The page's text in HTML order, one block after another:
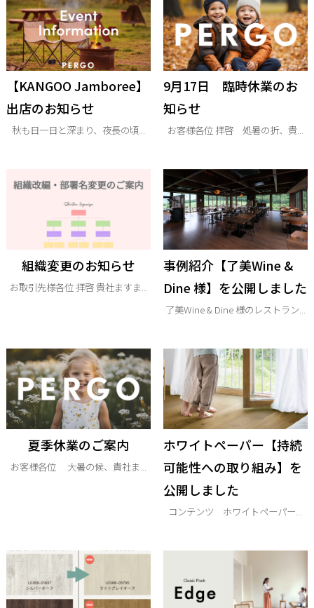
【KANGOO Jamboree】
出店のお知らせ
秋も日一日と深まり、夜長の頃...
9月17日 臨時休業のお
知らせ
お客様各位 拝啓 処暑の折、貴...
組織変更のお知らせ
お取引先様各位 拝啓 貴社ますま...
事例紹介【了美Wine &
Dine 様】を公開しました
了美Wine & Dine 様のレストラン...
夏季休業のご案内
お客様各位 大暑の候、貴社ま...
ホワイトペーパー【持続
可能性への取り組み】を
公開しました
コンテンツ ホワイトペーパー...